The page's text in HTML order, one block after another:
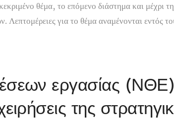
θέμα, το επόμενο διάστημα και μέχρι
Λεπτομέρειες για το θέμα αναμένονται εντός
εργασίας
της